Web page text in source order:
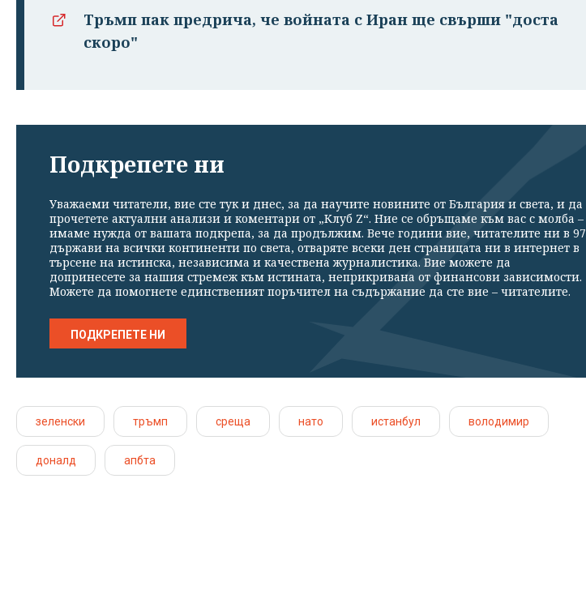
Тръмп пак предрича, че войната с Иран ще свърши "доста
скоро"
Подкрепете ни
Уважаеми читатели, вие сте тук и днес, за да научите новините от България и света, и да
прочетете актуални анализи и коментари от „Клуб Z“. Ние се обръщаме към вас с молба –
имаме нужда от вашата подкрепа, за да продължим. Вече години вие, читателите ни в 97
държави на всички континенти по света, отваряте всеки ден страницата ни в интернет в
търсене на истинска, независима и качествена журналистика. Вие можете да
допринесете за нашия стремеж към истината, неприкривана от финансови зависимости.
Можете да помогнете единственият поръчител на съдържание да сте вие – читателите.
ПОДКРЕПЕТЕ НИ
зеленски тръмп среща нато истанбул володимир
доналд апбта